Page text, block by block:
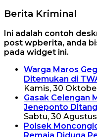
Berita Kriminal
Ini adalah contoh
post wpberita, anda
pada widget ini.
Warga Maros
Ditemukan di
Kamis, 30
Gasak Celengan
Jeneponto
Sabtu, 30
Polsek